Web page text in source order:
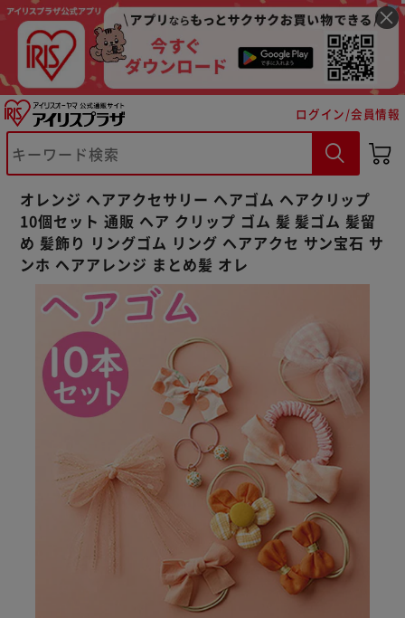
ログイン/会員情報
オレンジ ヘアアクセサリー ヘアゴム ヘアクリップ
10個セット 通販 ヘア クリップ ゴム 髪 髪ゴム 髪留
め 髪飾り リングゴム リング ヘアアクセ サン宝石 サ
ンホ ヘアアレンジ まとめ髪 オレ
※ご確認ください